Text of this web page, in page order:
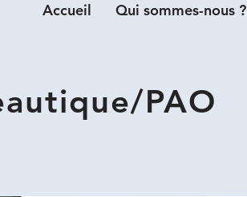
Accueil Qui sommes-nous ?
PAO